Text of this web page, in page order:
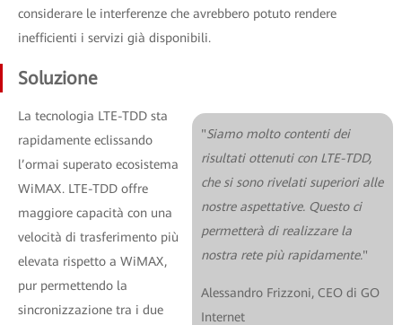
considerare le interferenze che avrebbero potuto rendere
inefficienti i servizi già disponibili.
Soluzione
"Siamo molto contenti dei
risultati ottenuti con LTE-TDD,
che si sono rivelati superiori alle
nostre aspettative. Questo ci
permetterà di realizzare la
nostra rete più rapidamente."
Alessandro Frizzoni, CEO di GO
Internet
La tecnologia LTE-TDD sta
rapidamente eclissando
l’ormai superato ecosistema
WiMAX. LTE-TDD offre
maggiore capacità con una
velocità di trasferimento più
elevata rispetto a WiMAX,
pur permettendo la
sincronizzazione tra i due